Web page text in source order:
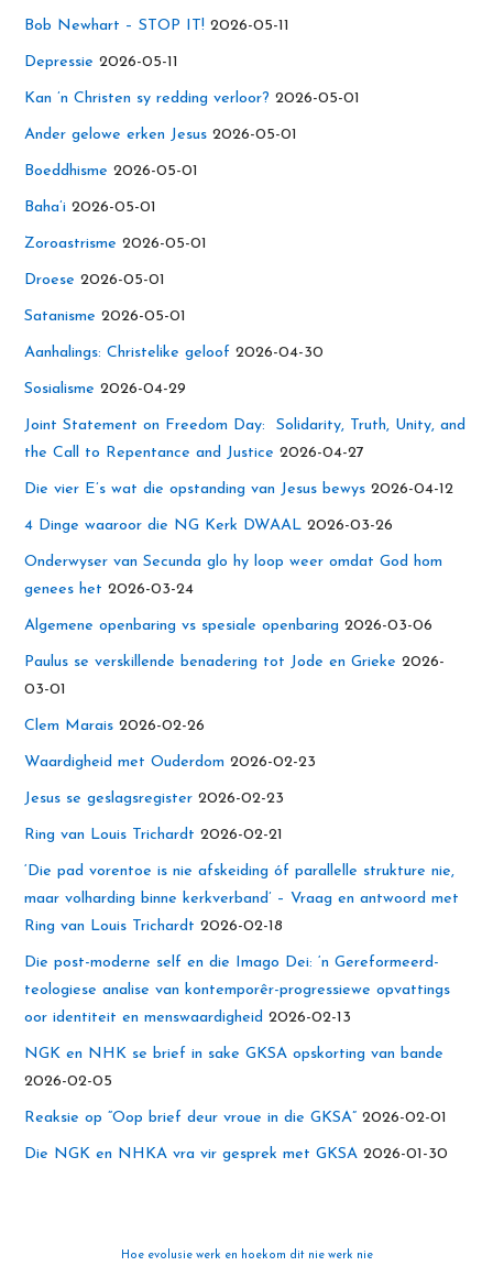
Bob Newhart – STOP IT! 2026-05-11
Depressie 2026-05-11
Kan ’n Christen sy redding verloor? 2026-05-01
Ander gelowe erken Jesus 2026-05-01
Boeddhisme 2026-05-01
Baha’i 2026-05-01
Zoroastrisme 2026-05-01
Droese 2026-05-01
Satanisme 2026-05-01
Aanhalings: Christelike geloof 2026-04-30
Sosialisme 2026-04-29
Joint Statement on Freedom Day: Solidarity, Truth, Unity, and
the Call to Repentance and Justice 2026-04-27
Die vier E’s wat die opstanding van Jesus bewys 2026-04-12
4 Dinge waaroor die NG Kerk DWAAL 2026-03-26
Onderwyser van Secunda glo hy loop weer omdat God hom
genees het 2026-03-24
Algemene openbaring vs spesiale openbaring 2026-03-06
Paulus se verskillende benadering tot Jode en Grieke 2026-
03-01
Clem Marais 2026-02-26
Waardigheid met Ouderdom 2026-02-23
Jesus se geslagsregister 2026-02-23
Ring van Louis Trichardt 2026-02-21
‘Die pad vorentoe is nie afskeiding óf parallelle strukture nie,
maar volharding binne kerkverband’ – Vraag en antwoord met
Ring van Louis Trichardt 2026-02-18
Die post-moderne self en die Imago Dei: ‘n Gereformeerd-
teologiese analise van kontemporêr-progressiewe opvattings
oor identiteit en menswaardigheid 2026-02-13
NGK en NHK se brief in sake GKSA opskorting van bande
2026-02-05
Reaksie op “Oop brief deur vroue in die GKSA” 2026-02-01
Die NGK en NHKA vra vir gesprek met GKSA 2026-01-30
Hoe evolusie werk en hoekom dit nie werk nie